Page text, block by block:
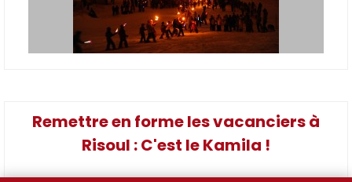
Remettre en forme les vacanciers à
Risoul : C'est le Kamila !